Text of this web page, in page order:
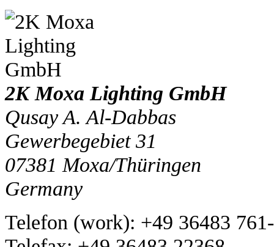
2K Moxa Lighting GmbH
Qusay A. Al-Dabbas
Gewerbegebiet 31
07381 Moxa/Thüringen
Germany
Telefon (work): +49 36483